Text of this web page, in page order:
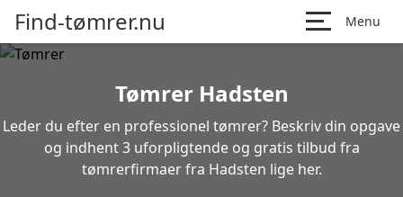
Find-tømrer.nu Menu
Tømrer Hadsten
Leder du efter en professionel tømrer? Beskriv din opgave
og indhent 3 uforpligtende og gratis tilbud fra
tømrerfirmaer fra Hadsten lige her.